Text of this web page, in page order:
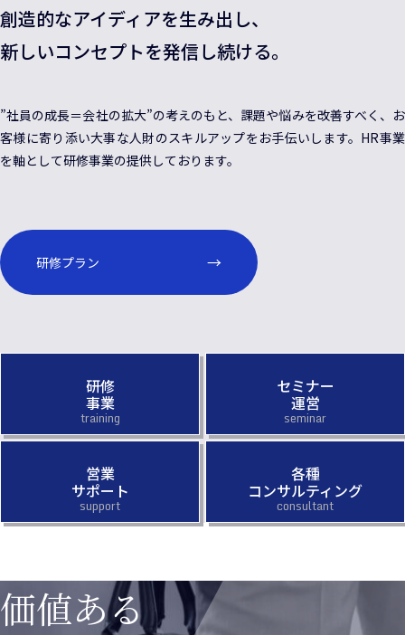
創造的なアイディアを生み出し、
新しいコンセプトを発信し続ける。
”社員の成長＝会社の拡大”の考えのもと、課題や悩みを改善すべく、お
客様に寄り添い大事な人財のスキルアップをお手伝いします。HR事業
を軸として研修事業の提供しております。
研修プラン
研修
事業
セミナー
運営
営業
サポート
各種
コンサルティング
価値ある